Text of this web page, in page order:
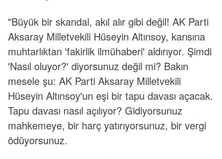
"Büyük bir skandal, akıl alır gibi değil! AK Parti
Aksaray Milletvekili Hüseyin Altınsoy, karısına
muhtarlıktan 'fakirlik ilmühaberi' aldırıyor. Şimdi
'Nasıl oluyor?' diyorsunuz değil mi? Bakın
mesele şu: AK Parti Aksaray Milletvekili
Hüseyin Altınsoy'un eşi bir tapu davası açacak.
Tapu davası nasıl açılıyor? Gidiyorsunuz
mahkemeye, bir harç yatırıyorsunuz, bir vergi
ödüyorsunuz.